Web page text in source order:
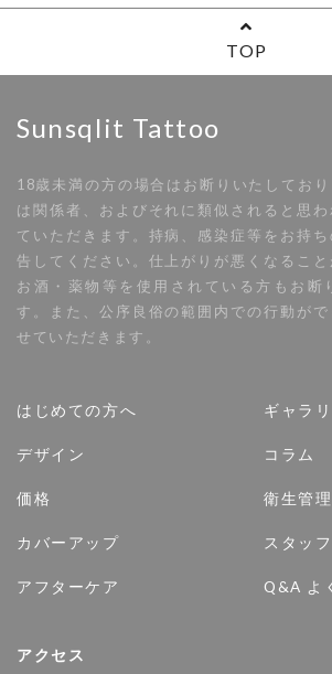
TOP
Sunsqlit Tattoo
18歳未満の方の場合はお断りいたしてお
は関係者、およびそれに類似されると思
ていただきます。持病、感染症等をお持
告してください。仕上がりが悪くなること
お酒・薬物等を使用されている方もお断
す。また、公序良俗の範囲内での行動が
せていただきます。
はじめての方へ
デザイン
価格
カバーアップ
アフターケア
ギャラ
コラム
衛生管理
スタッフ
Q&A よ
アクセス